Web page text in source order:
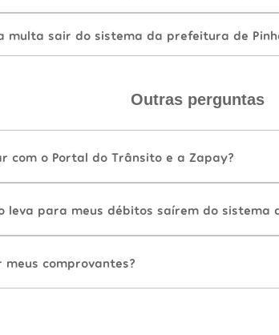
multa sair do sistema da prefeitura de
Outras perguntas
com o Portal do Trânsito e a Zapay?
leva para meus débitos saírem do sistema
meus comprovantes?